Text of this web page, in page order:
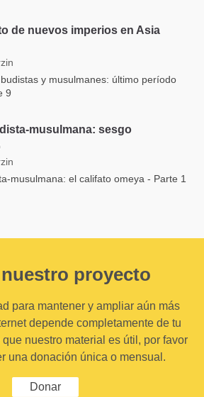
de nuevos imperios en Asia
y musulmanes: último período
9
musulmana: sesgo
musulmana: el califato omeya - Parte 1
proyecto
para mantener y ampliar aún más
depende completamente de tu
nuestro material es útil, por favor
una donación única o mensual.
Donar